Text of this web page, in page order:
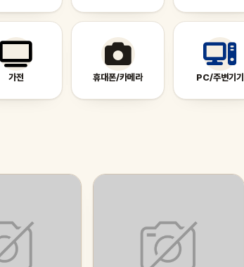
가전 휴대폰/카메라 PC/주변기기